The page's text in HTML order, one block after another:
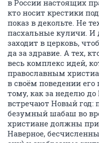
в России настоящих
кто носит крестики
показ в декольте. Не
пасхальные куличи. И
заходит в церковь,
да за здравие. А тех,
весь комплекс идей,
православным
в своём поведении его
тому, как за неделю
встречают Новый год:
безумный шабаш во
христиане должны
Наверное,